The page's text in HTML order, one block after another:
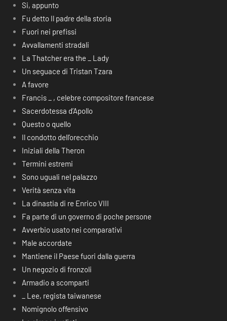
Si, appunto
Fu detto Il padre della storia
Fuori nei prefissi
Avvallamenti stradali
La Thatcher era the _ Lady
Un seguace di Tristan Tzara
A favore
Francis _ , celebre compositore francese
Sacerdotessa d’Apollo
Questo o quello
Il condotto dell’orecchio
Iniziali della Theron
Termini estremi
Sono uguali nel palazzo
Verità senza vita
La dinastia di re Enrico VIII
Fa parte di un governo di poche persone
Avverbio usato nei comparativi
Male accordate
Mantiene il Paese fuori dalla guerra
Un negozio di fronzoli
Armadio a scomparti
_ Lee, regista taiwanese
Nomignolo offensivo